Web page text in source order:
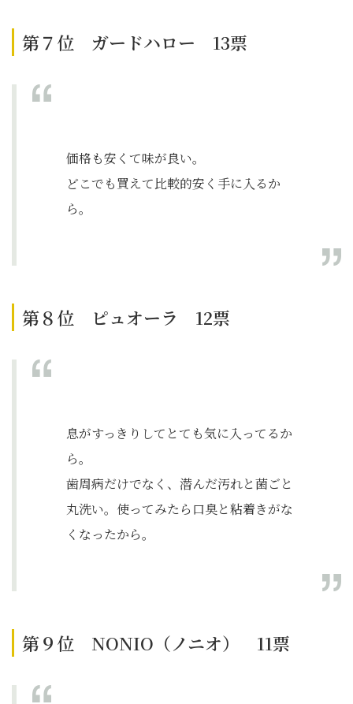
第７位 ガードハロー 13票
価格も安くて味が良い。
どこでも買えて比較的安く手に入るか
ら。
第８位 ピュオーラ 12票
息がすっきりしてとても気に入ってるか
ら。
歯周病だけでなく、潜んだ汚れと菌ごと
丸洗い。使ってみたら口臭と粘着きがな
くなったから。
第９位 NONIO（ノニオ） 11票